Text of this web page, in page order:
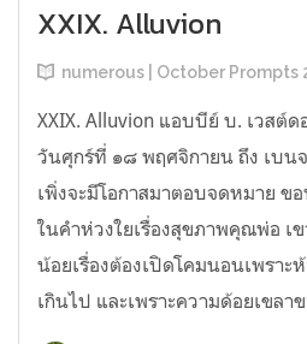
XXIX. Alluvion
numerous | October Prompts
XXIX. Alluvion แอบบีย์ บ. เวสต์
วันศุกร์ที่ ๑๘ พฤศจิกายน ถึง เบน
เพิ่งจะมีโอกาสมาตอบจดหมาย
ในคำห่วงใยเรื่องสุขภาพคุณพ่อ เ
น้อยเรื่องต้องเปิดโคมนอนเพราะ
เกินไป และเพราะความด้อยเขลา